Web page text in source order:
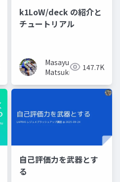
k1LoW/deck の紹介と
チュートリアル
Masayuki
Matsuki
147.7K
自己評価力を武器とす
る